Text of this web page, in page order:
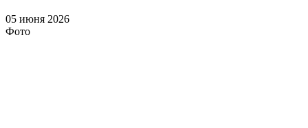
05 июня 2026
Фото